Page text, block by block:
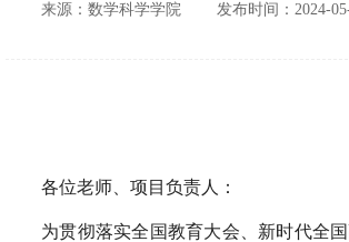
来源：数学科学学院 发布时间：2024-
各位老师、 项目负责人：
为贯彻落实全国教育大会、新时代全